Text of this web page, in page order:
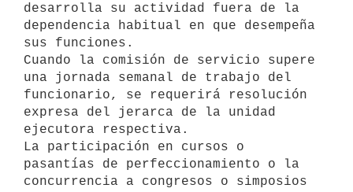
desarrolla su actividad fuera de la
dependencia habitual en que desempeña
sus funciones.
Cuando la comisión de servicio supere
una jornada semanal de trabajo del
funcionario, se requerirá resolución
expresa del jerarca de la unidad
ejecutora respectiva.
La participación en cursos o
pasantías de perfeccionamiento o la
concurrencia a congresos o simposios